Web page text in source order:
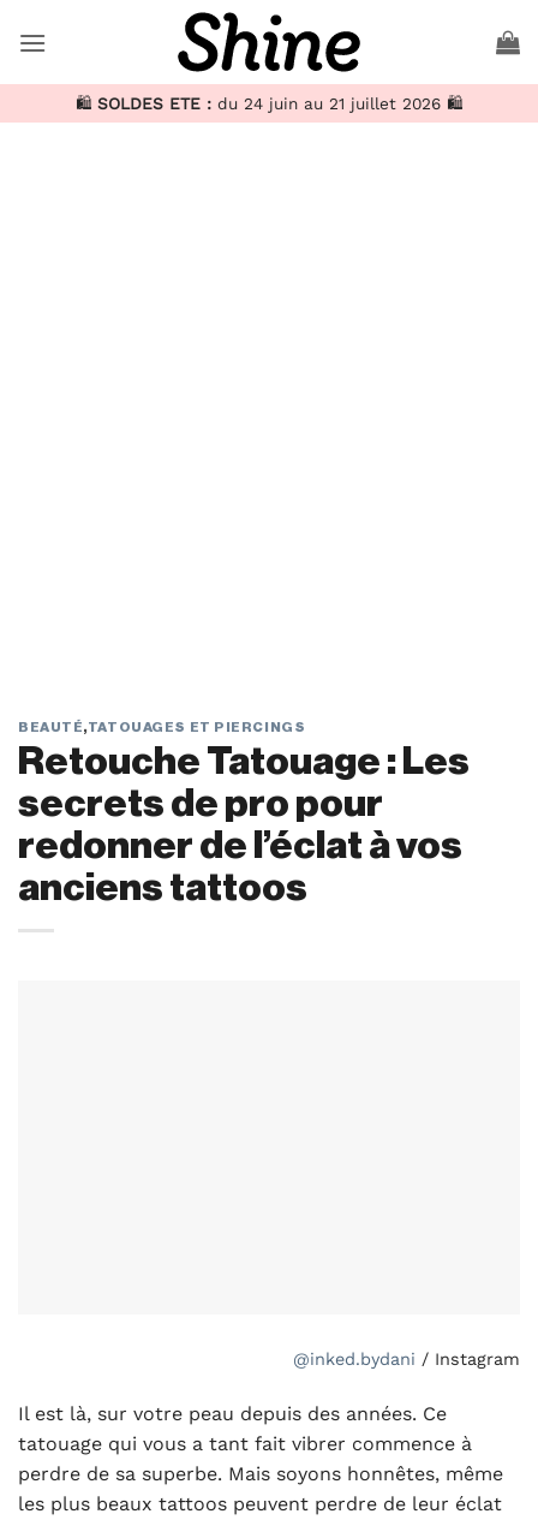
au
🛍️ SOLDES ETE : du 24 juin au 21 juillet 2026 🛍️
BEAUTÉ,TATOUAGES ET PIERCINGS
Retouche Tatouage : Les
secrets de pro pour
redonner de l’éclat à vos
anciens tattoos
@inked.bydani / Instagram
Il est là, sur votre peau depuis des années. Ce
tatouage qui vous a tant fait vibrer commence à
perdre de sa superbe. Mais soyons honnêtes, même
les plus beaux tattoos peuvent perdre de leur éclat